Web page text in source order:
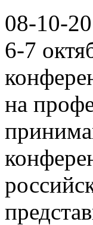
08-10-
6-7
на